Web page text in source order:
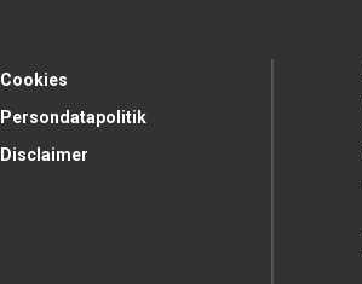
Cookies
Persondatapolitik
Disclaimer